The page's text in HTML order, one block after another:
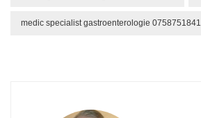
medic specialist gastroenterologie 0758751841